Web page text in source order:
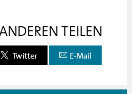
TEILEN
Twitter E-Mail